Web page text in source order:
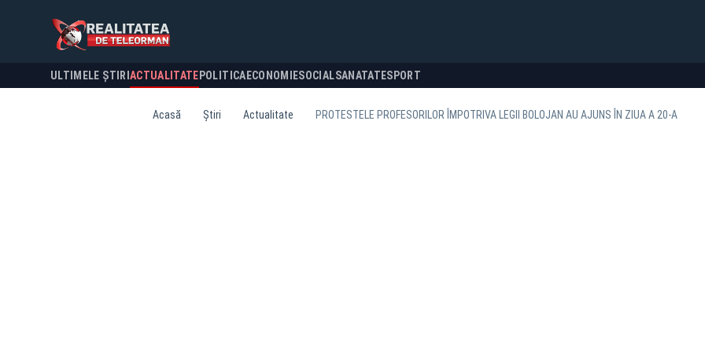
ULTIMELE ȘTIRI ACTUALITATE POLITICA ECONOMIESOCIALSANATATESPORT
Acasă Știri Actualitate PROTESTELE PROFESORILOR ÎMPOTRIVA LEGII BOLOJAN AU AJUNS ÎN ZIUA A 20-A